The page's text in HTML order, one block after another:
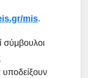
mis.
σύμβουλοι
υποδείξουν